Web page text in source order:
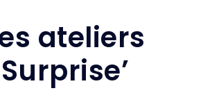
ateliers